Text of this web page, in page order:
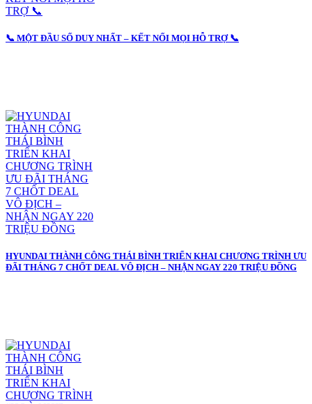
📞 MỘT ĐẦU SỐ DUY NHẤT – KẾT NỐI MỌI HỖ TRỢ 📞
HYUNDAI THÀNH CÔNG THÁI BÌNH TRIỂN KHAI CHƯƠNG TRÌNH ƯU
ĐÃI THÁNG 7 CHỐT DEAL VÔ ĐỊCH – NHẬN NGAY 220 TRIỆU ĐỒNG